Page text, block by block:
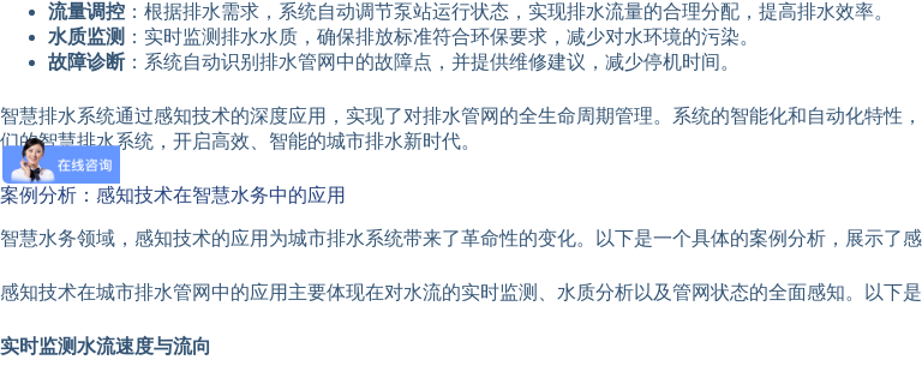
流量调控 ：根据排水需求，系统自动调节泵站运行状态，实现排水流量的合理分配，提高排水效率。
水质监测 ：实时监测排水水质，确保排放标准符合环保要求，减少对水环境的污染。
故障诊断 ：系统自动识别排水管网中的故障点，并提供维修建议，减少停机时间。
智慧排水系统通过感知技术的深度应用，实现了对排水管网的全生命周期管理。系统的智能化和自动化特
们的智慧排水系统，开启高效、智能的城市排水新时代。
案例分析：感知技术在智慧水务中的应用
智慧水务领域，感知技术的应用为城市排水系统带来了革命性的变化。以下是一个具体的案例分析，展示了
感知技术在城市排水管网中的应用主要体现在对水流的实时监测、水质分析以及管网状态的全面感知。以下
实时监测水流速度与流向